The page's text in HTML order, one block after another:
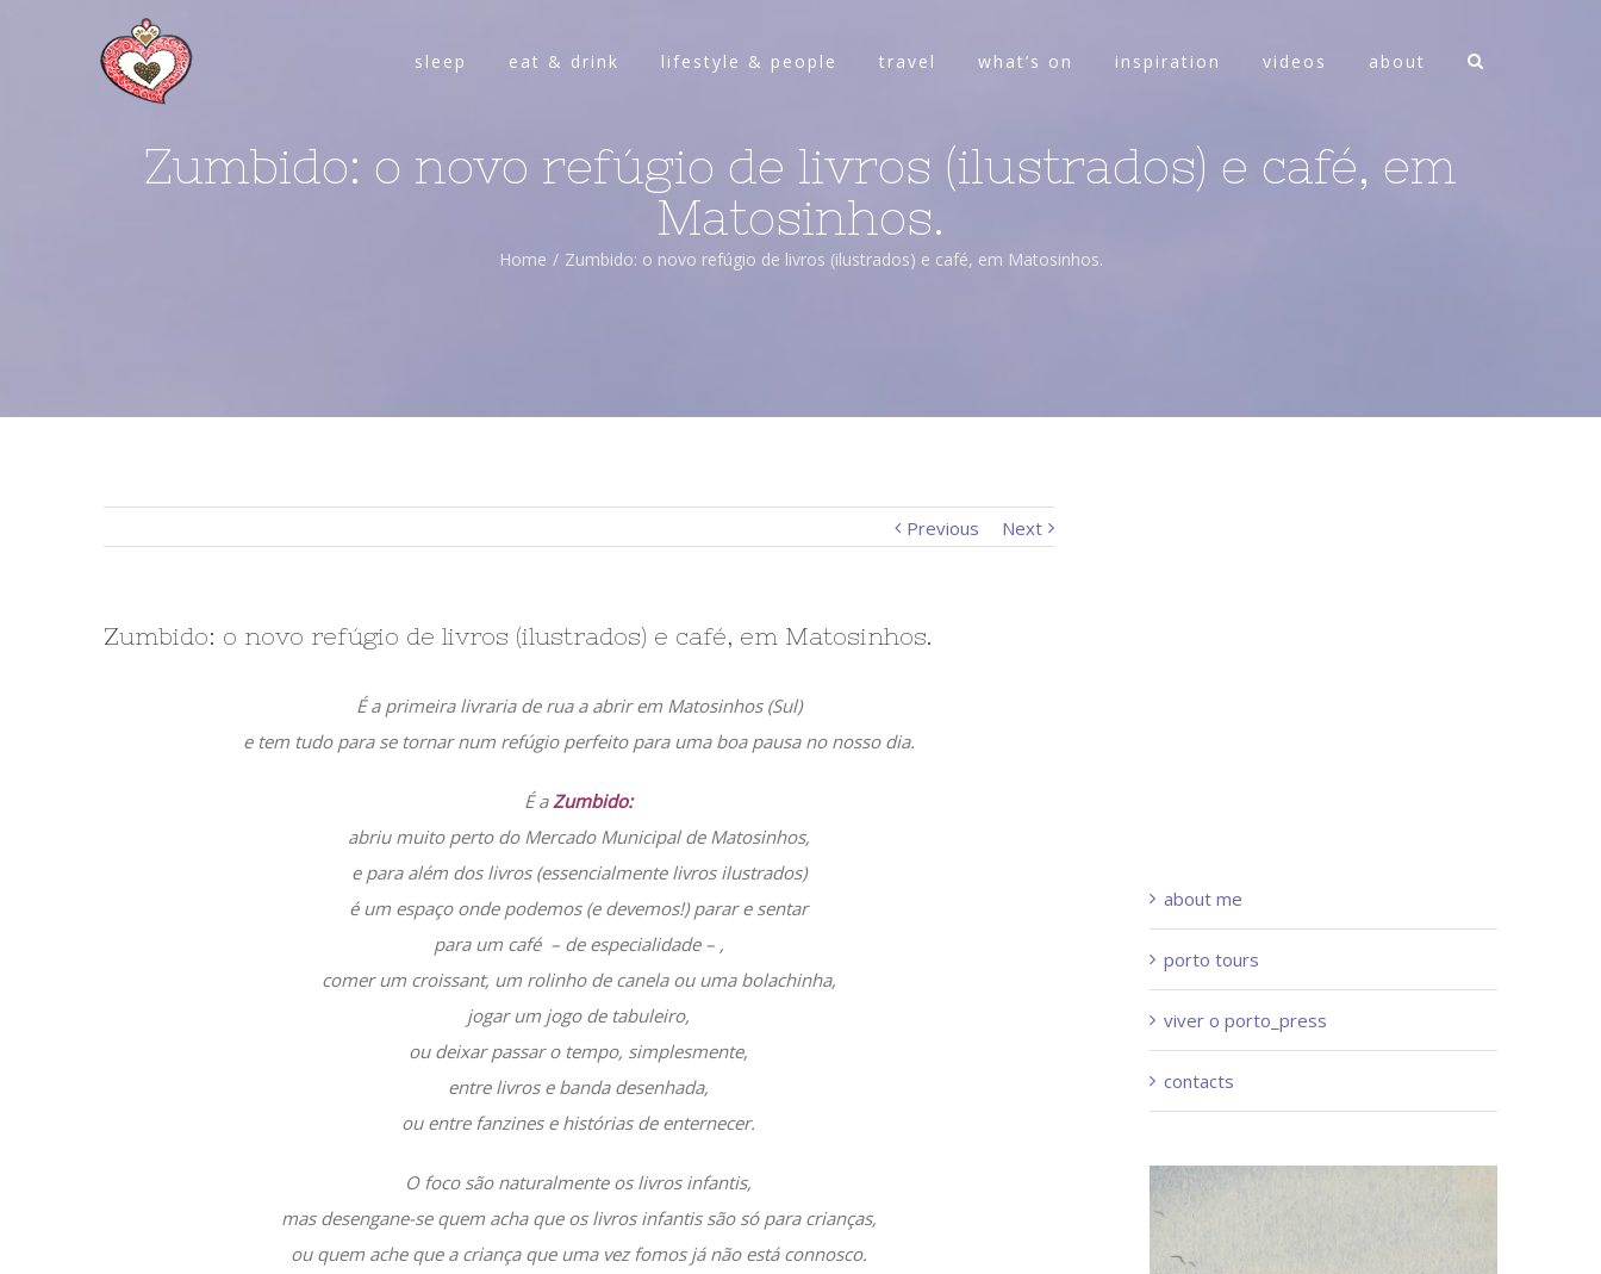
sleep eat & drink lifestyle & people travel what’s on inspiration videos about
Zumbido: o novo refúgio de livros (ilustrados) e café, em
Matosinhos.
Home / Zumbido: o novo refúgio de livros (ilustrados) e café, em Matosinhos.
Previous Next
Zumbido: o novo refúgio de livros (ilustrados) e café, em Matosinhos.
É a primeira livraria de rua a abrir em Matosinhos (Sul)
e tem tudo para se tornar num refúgio perfeito para uma boa pausa no nosso dia.
É aZumbido:
abriu muito perto do Mercado Municipal de Matosinhos,
e para além dos livros (essencialmente livros ilustrados)
é um espaço onde podemos (e devemos!) parar e sentar
para um café – de especialidade – ,
comer um croissant, um rolinho de canela ou uma bolachinha,
jogar um jogo de tabuleiro,
ou deixar passar o tempo, simplesmente,
entre livros e banda desenhada,
ou entre fanzines e histórias de enternecer.
O foco são naturalmente os livros infantis,
mas desengane-se quem acha que os livros infantis são só para crianças,
ou quem ache que a criança que uma vez fomos já não está connosco.
about me
porto tours
viver o porto_press
contacts